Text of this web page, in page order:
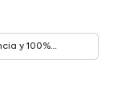
y 100%